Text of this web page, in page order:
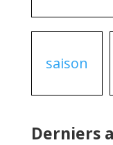
saison
Derniers